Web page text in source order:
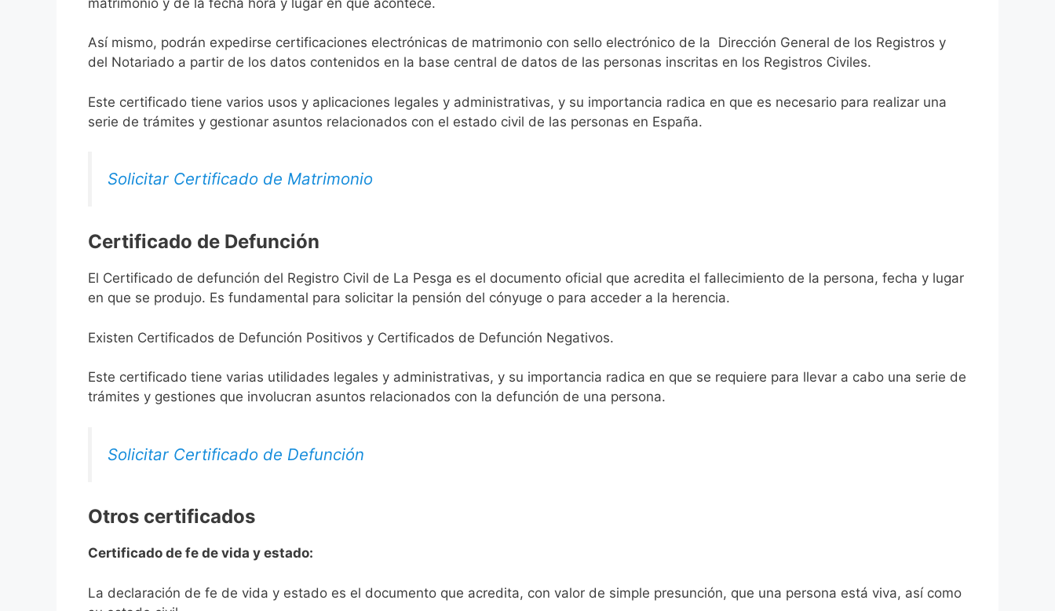
Así mismo, podrán expedirse certificaciones electrónicas de matrimonio con sello electrónico de la Dirección General de los Registros y
del Notariado a partir de los datos contenidos en la base central de datos de las personas inscritas en los Registros Civiles.
Este certificado tiene varios usos y aplicaciones legales y administrativas, y su importancia radica en que es necesario para realizar una
serie de trámites y gestionar asuntos relacionados con el estado civil de las personas en España.
Solicitar Certificado de Matrimonio
Certificado de Defunción
El Certificado de defunción del Registro Civil de La Pesga es el documento oficial que acredita el fallecimiento de la persona, fecha y lugar
en que se produjo. Es fundamental para solicitar la pensión del cónyuge o para acceder a la herencia.
Existen Certificados de Defunción Positivos y Certificados de Defunción Negativos.
Este certificado tiene varias utilidades legales y administrativas, y su importancia radica en que se requiere para llevar a cabo una serie de
trámites y gestiones que involucran asuntos relacionados con la defunción de una persona.
Solicitar Certificado de Defunción
Otros certificados
Certificado de fe de vida y estado:
La declaración de fe de vida y estado es el documento que acredita, con valor de simple presunción, que una persona está viva, así como